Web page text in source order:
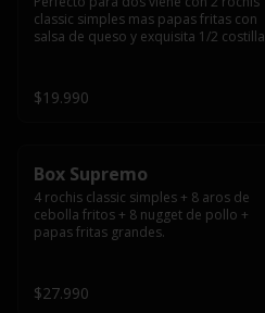
classic simples mas papas fritas con
salsa de queso y exquisita 1/2 costilla
$19.990
Box Supremo
4 rochis classic simples + 8 aros de
cebolla fritos + 8 nugget de pollo +
papas fritas grandes.
$27.990